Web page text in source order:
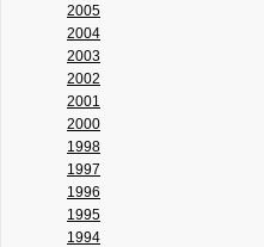
2005
2004
2003
2002
2001
2000
1998
1997
1996
1995
1994